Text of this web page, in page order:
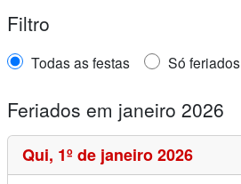
Filtro
Todas as festas Só feriados
Feriados em janeiro 2026
Qui, 1º de janeiro 2026